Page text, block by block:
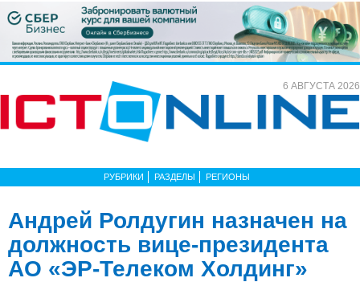
6 АВГУСТА 2026
РУБРИКИ РАЗДЕЛЫ РЕГИОНЫ
Андрей Ролдугин назначен на
должность вице-президента
АО «ЭР-Телеком Холдинг»